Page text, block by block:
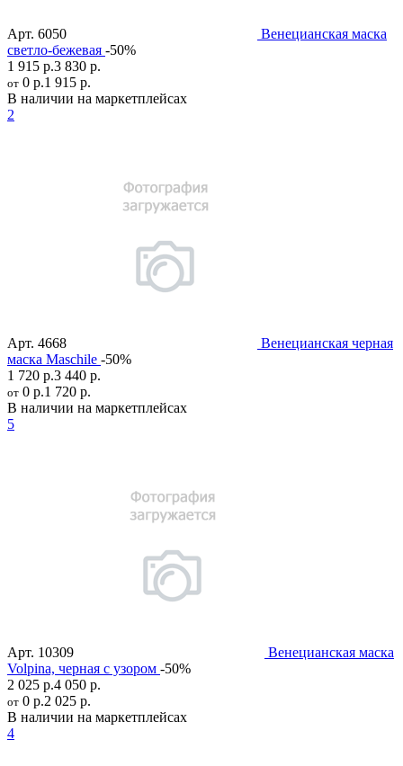
Арт. 6050
Венецианская маска
светло-бежевая -50%
1 915 р.3 830 р.
от 0 р.1 915 р.
В наличии на маркетплейсах
2
Арт. 4668
Венецианская черная
маска Maschile -50%
1 720 р.3 440 р.
от 0 р.1 720 р.
В наличии на маркетплейсах
5
Арт. 10309
Венецианская маска
Volpina, черная с узором -50%
2 025 р.4 050 р.
от 0 р.2 025 р.
В наличии на маркетплейсах
4